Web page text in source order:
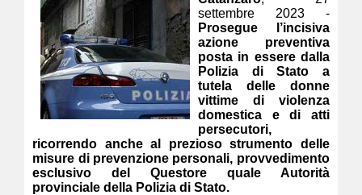
settembre 2023 -
Prosegue l’incisiva
azione preventiva
posta in essere dalla
Polizia di Stato a
tutela delle donne
vittime di violenza
domestica e di atti
persecutori,
ricorrendo anche al prezioso strumento delle
misure di prevenzione personali, provvedimento
esclusivo del Questore quale Autorità
provinciale della Polizia di Stato.